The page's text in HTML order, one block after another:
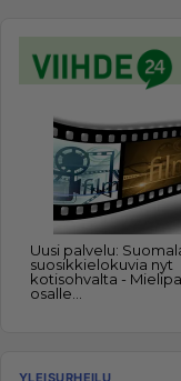
YLEISURHEILU